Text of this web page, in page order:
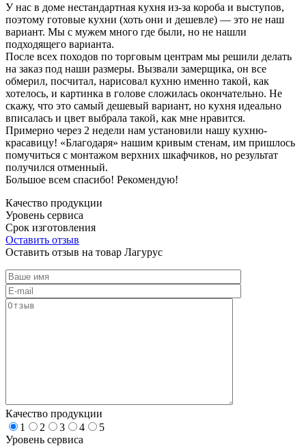
У нас в доме нестандартная кухня из-за короба и выступов,
поэтому готовые кухни (хоть они и дешевле) — это не наш
вариант. Мы с мужем много где были, но не нашли
подходящего варианта.
После всех походов по торговым центрам мы решили делать
на заказ под наши размеры. Вызвали замерщика, он все
обмерил, посчитал, нарисовал кухню именно такой, как
хотелось, и картинка в голове сложилась окончательно. Не
скажу, что это самый дешевый вариант, но кухня идеально
вписалась и цвет выбрала такой, как мне нравится.
Примерно через 2 недели нам установили нашу кухню-
красавицу! «Благодаря» нашим кривым стенам, им пришлось
помучиться с монтажом верхних шкафчиков, но результат
получился отменный.
Большое всем спасибо! Рекомендую!
Качество продукции
Уровень сервиса
Срок изготовления
Оставить отзыв
Оставить отзыв на товар Лагурус
Качество продукции
1
2 3 4
5
Уровень сервиса